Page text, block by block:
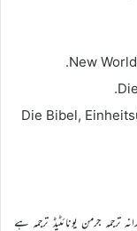
New
Die Bibel,
ترجمہ جرمن یونائٹیڈ ترجمہ ہے